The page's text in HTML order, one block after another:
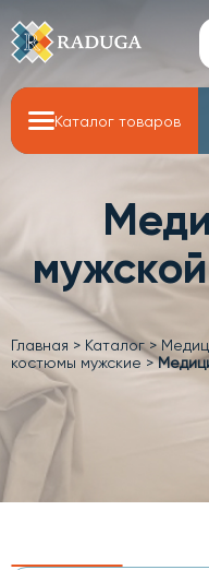
Каталог товаров
Главная > Каталог>
костюмы мужские >